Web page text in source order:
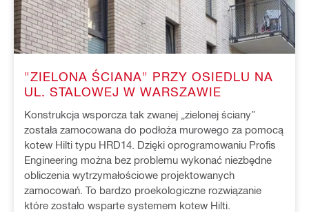
"ZIELONA ŚCIANA" PRZY OSIEDLU NA
UL. STALOWEJ W WARSZAWIE
Konstrukcja wsporcza tak zwanej „zielonej ściany”
została zamocowana do podłoża murowego za pomocą
kotew Hilti typu HRD14. Dzięki oprogramowaniu Profis
Engineering można bez problemu wykonać niezbędne
obliczenia wytrzymałościowe projektowanych
zamocowań. To bardzo proekologiczne rozwiązanie
które zostało wsparte systemem kotew Hilti.